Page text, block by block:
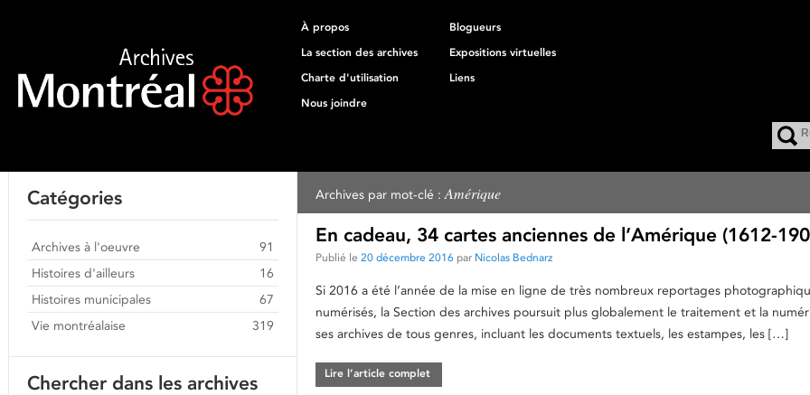
À propos
Blogueurs
La section des archives
Expositions virtuelles
Charte d'utilisation
Liens
Nous joindre
Archives par mot-clé :Amérique
En cadeau, 34 cartes anciennes de l’Amérique (1612-
Publié le 20 décembre 2016 par Nicolas Bednarz
Si 2016 a été l’année de la mise en ligne de très nombreux reportages
numérisés, la Section des archives poursuit plus globalement le traitement et la
ses archives de tous genres, incluant les documents textuels, les estampes, les […]
Lire l’article complet
Catégories
Archives à l'oeuvre
91
Histoires d'ailleurs
16
Histoires municipales
67
Vie montréalaise
319
Chercher dans les archives